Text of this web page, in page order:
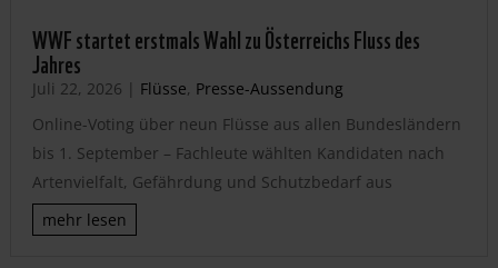
WWF startet erstmals Wahl zu Österreichs Fluss des
Jahres
Juli 22, 2026 | Flüsse, Presse-Aussendung
Online-Voting über neun Flüsse aus allen Bundesländern
bis 1. September – Fachleute wählten Kandidaten nach
Artenvielfalt, Gefährdung und Schutzbedarf aus
mehr lesen